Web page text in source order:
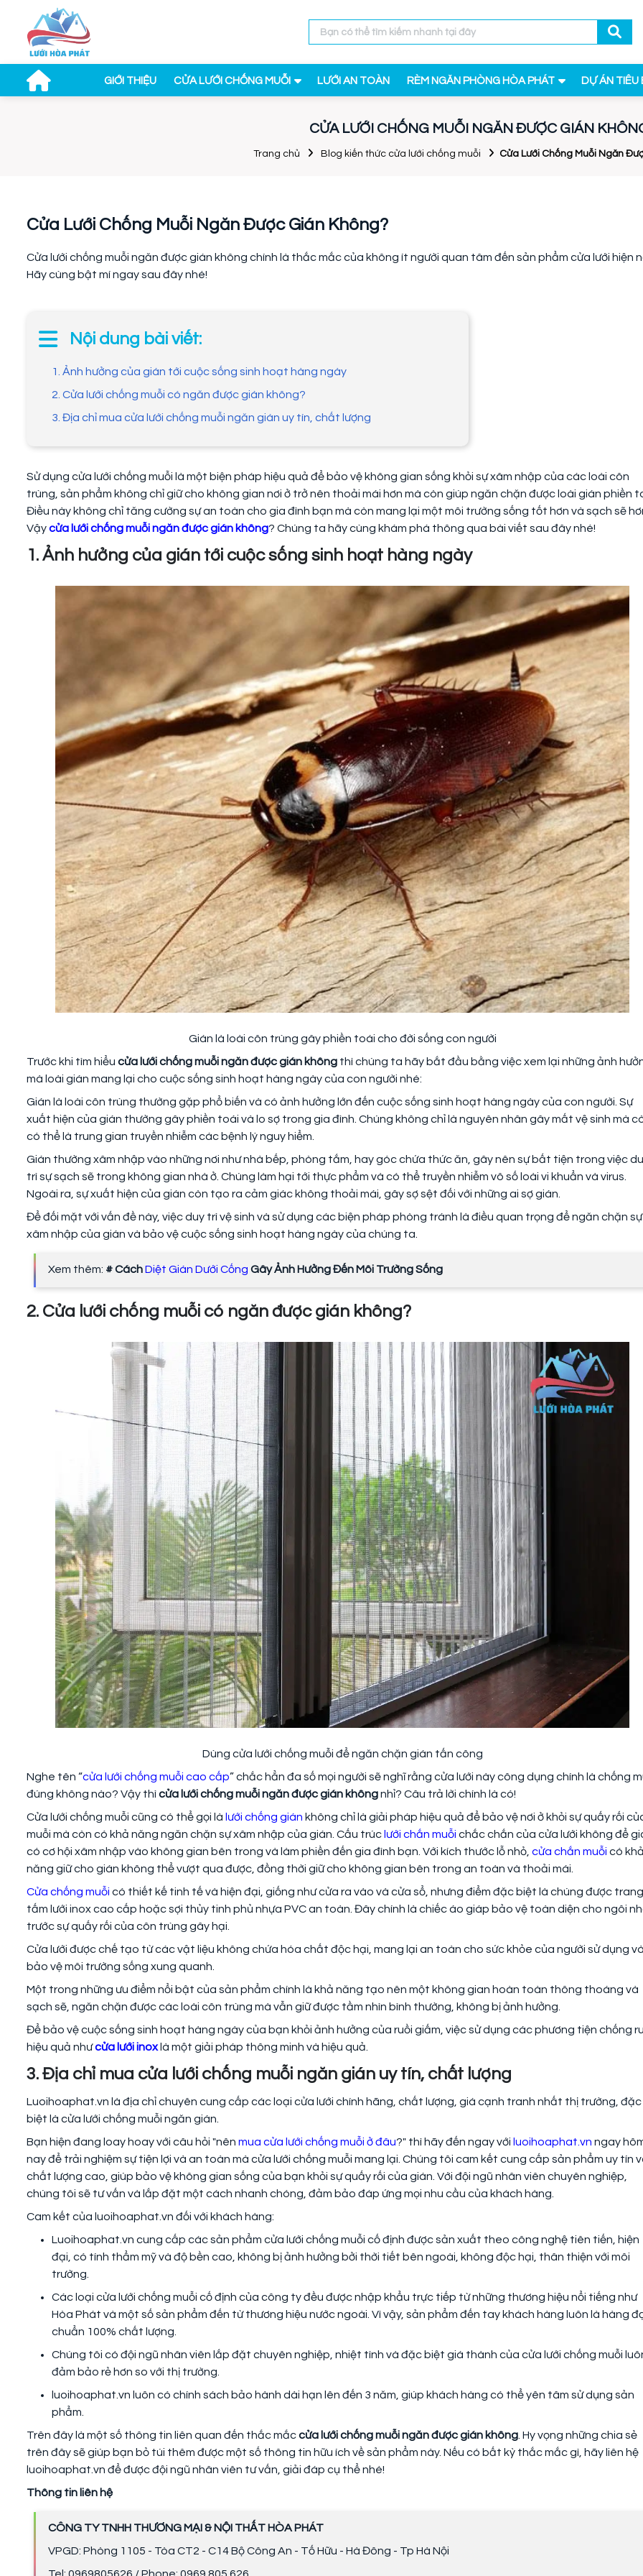
GIỚI THIỆU CỬA LƯỚI CHỐNG MUỖI LƯỚI AN TOÀN RÈM NGĂN PHÒNG HÒA PHÁT DỰ ÁN TIÊU
CỬA LƯỚI CHỐNG MUỖI NGĂN ĐƯỢC GIÁN
Trang chủ Blog kiến thức cửa lưới chống muỗi Cửa Lưới Chống Muỗi Ngăn
Cửa Lưới Chống Muỗi Ngăn Được Gián Không?
Cửa lưới chống muỗi ngăn được gián không chính là thắc mắc của không ít người quan tâm đến sản phẩm cửa lưới hiện
Hãy cùng bật mí ngay sau đây nhé!
Nội dung bài viết:
1. Ảnh hưởng của gián tới cuộc sống sinh hoạt hàng ngày
2. Cửa lưới chống muỗi có ngăn được gián không?
3. Địa chỉ mua cửa lưới chống muỗi ngăn gián uy tín, chất lượng
Sử dụng cửa lưới chống muỗi là một biện pháp hiệu quả để bảo vệ không gian sống khỏi sự xâm nhập của các loài côn
trùng, sản phẩm không chỉ giữ cho không gian nơi ở trở nên thoải mái hơn mà còn giúp ngăn chặn được loài gián phiền
Điều này không chỉ tăng cường sự an toàn cho gia đình bạn mà còn mang lại một môi trường sống tốt hơn và sạch sẽ
Vậycửa lưới chống muỗi ngăn được gián không? Chúng ta hãy cùng khám phá thông qua bài viết sau đây nhé!
1. Ảnh hưởng của gián tới cuộc sống sinh hoạt hàng ngày
Gián là loài côn trùng gây phiền toái cho đời sống con người
Trước khi tìm hiểu cửa lưới chống muỗi ngăn được gián không thì chúng ta hãy bắt đầu bằng việc xem lại những ảnh
mà loài gián mang lại cho cuộc sống sinh hoạt hàng ngày của con người nhé:
Gián là loài côn trùng thường gặp phổ biến và có ảnh hưởng lớn đến cuộc sống sinh hoạt hàng ngày của con người. Sự
xuất hiện của gián thường gây phiền toái và lo sợ trong gia đình. Chúng không chỉ là nguyên nhân gây mất vệ sinh mà
có thể là trung gian truyền nhiễm các bệnh lý nguy hiểm.
Gián thường xâm nhập vào những nơi như nhà bếp, phòng tắm, hay góc chứa thức ăn, gây nên sự bất tiện trong việc
trì sự sạch sẽ trong không gian nhà ở. Chúng làm hại tới thực phẩm và có thể truyền nhiễm vô số loài vi khuẩn và virus.
Ngoài ra, sự xuất hiện của gián còn tạo ra cảm giác không thoải mái, gây sợ sệt đối với những ai sợ gián.
Để đối mặt với vấn đề này, việc duy trì vệ sinh và sử dụng các biện pháp phòng tránh là điều quan trọng để ngăn chặn sự
xâm nhập của gián và bảo vệ cuộc sống sinh hoạt hàng ngày của chúng ta.
Xem thêm: # CáchDiệt Gián Dưới Cống Gây Ảnh Hưởng Đến Môi Trường Sống
2. Cửa lưới chống muỗi có ngăn được gián không?
Dùng cửa lưới chống muỗi để ngăn chặn gián tấn công
Nghe tên “cửa lưới chống muỗi cao cấp” chắc hẳn đa số mọi người sẽ nghĩ rằng cửa lưới này công dụng chính là chống
đúng không nào? Vậy thìcửa lưới chống muỗi ngăn được gián khôngnhỉ? Câu trả lời chính là có!
Cửa lưới chống muỗi cũng có thể gọi là lưới chống gián không chỉ là giải pháp hiệu quả để bảo vệ nơi ở khỏi sự quấy rối
muỗi mà còn có khả năng ngăn chặn sự xâm nhập của gián. Cấu trúclưới chắn muỗi chắc chắn của cửa lưới không để
có cơ hội xâm nhập vào không gian bên trong và làm phiền đến gia đình bạn. Với kích thước lỗ nhỏ, cửa chắn muỗi có khả
năng giữ cho gián không thể vượt qua được, đồng thời giữ cho không gian bên trong an toàn và thoải mái.
Cửa chống muỗi có thiết kế tinh tế và hiện đại, giống như cửa ra vào và cửa sổ, nhưng điểm đặc biệt là chúng được
tấm lưới inox cao cấp hoặc sợi thủy tinh phủ nhựa PVC an toàn. Đây chính là chiếc áo giáp bảo vệ toàn diện cho ngôi
trước sự quấy rối của côn trùng gây hại.
Cửa lưới được chế tạo từ các vật liệu không chứa hóa chất độc hại, mang lại an toàn cho sức khỏe của người sử dụng và
bảo vệ môi trường sống xung quanh.
Một trong những ưu điểm nổi bật của sản phẩm chính là khả năng tạo nên một không gian hoàn toàn thông thoáng và
sạch sẽ, ngăn chặn được các loài côn trùng mà vẫn giữ được tầm nhìn bình thường, không bị ảnh hưởng.
Để bảo vệ cuộc sống sinh hoạt hàng ngày của bạn khỏi ảnh hưởng của ruồi giấm, việc sử dụng các phương tiện chống
hiệu quả nhưcửa lưới inoxlà một giải pháp thông minh và hiệu quả.
3. Địa chỉ mua cửa lưới chống muỗi ngăn gián uy tín, chất lượng
Luoihoaphat.vn là địa chỉ chuyên cung cấp các loại cửa lưới chính hãng, chất lượng, giá cạnh tranh nhất thị trường, đặc
biệt là cửa lưới chống muỗi ngăn gián.
Bạn hiện đang loay hoay với câu hỏi "nên mua cửa lưới chống muỗi ở đâu?" thì hãy đến ngay với luoihoaphat.vn ngay
nay để trải nghiệm sự tiện lợi và an toàn mà cửa lưới chống muỗi mang lại. Chúng tôi cam kết cung cấp sản phẩm uy tín
chất lượng cao, giúp bảo vệ không gian sống của bạn khỏi sự quấy rối của gián. Với đội ngũ nhân viên chuyên nghiệp,
chúng tôi sẽ tư vấn và lắp đặt một cách nhanh chóng, đảm bảo đáp ứng mọi nhu cầu của khách hàng.
Cam kết của luoihoaphat.vn đối với khách hàng:
Luoihoaphat.vn cung cấp các sản phẩm cửa lưới chống muỗi cố định được sản xuất theo công nghệ tiên tiến, hiện
đại, có tính thẩm mỹ và độ bền cao, không bị ảnh hưởng bởi thời tiết bên ngoài, không độc hại, thân thiện với môi
trường.
Các loại cửa lưới chống muỗi cố định của công ty đều được nhập khẩu trực tiếp từ những thương hiệu nổi tiếng như
Hòa Phát và một số sản phẩm đến từ thương hiệu nước ngoài. Vì vậy, sản phẩm đến tay khách hàng luôn là hàng
chuẩn 100% chất lượng.
Chúng tôi có đội ngũ nhân viên lắp đặt chuyên nghiệp, nhiệt tình và đặc biệt giá thành của cửa lưới chống muỗi
đảm bảo rẻ hơn so với thị trường.
luoihoaphat.vn luôn có chính sách bảo hành dài hạn lên đến 3 năm, giúp khách hàng có thể yên tâm sử dụng sản
phẩm.
Trên đây là một số thông tin liên quan đến thắc mắccửa lưới chống muỗi ngăn được gián không . Hy vọng những chia sẻ
trên đây sẽ giúp bạn bỏ túi thêm được một số thông tin hữu ích về sản phẩm này. Nếu có bất kỳ thắc mắc gì, hãy liên hệ
luoihoaphat.vn để được đội ngũ nhân viên tư vấn, giải đáp cụ thể nhé!
Thông tin liên hệ
CÔNG TY TNHH THƯƠNG MẠI & NỘI THẤT HÒA PHÁT
VPGD: Phòng 1105 - Tòa CT2 - C14 Bộ Công An - Tố Hữu - Hà Đông - Tp Hà Nội
Tel: 0969805626 / Phone: 0969 805 626